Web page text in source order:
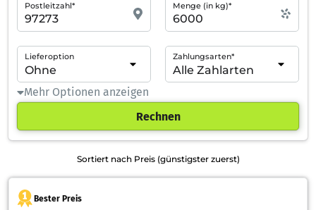
Postleitzahl* Menge (in kg)*
Lieferoption Zahlungsarten*
Mehr Optionen anzeigen
Rechnen
Sortiert nach Preis (günstigster zuerst)
Bester Preis